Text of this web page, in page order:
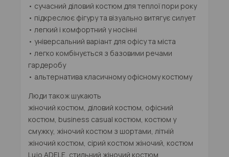
• сучасний діловий костюм для теплої пори року
• підкреслює фігуру та візуально витягує силует
• легкий і комфортний у носінні
• універсальний варіант для офісу та міста
• легко комбінується з базовими речами
гардеробу
• альтернатива класичному офісному костюму
Люди також шукають
жіночий костюм, діловий костюм, офісний
костюм, business casual костюм, костюм у
смужку, жіночий костюм з шортами, літній
жіночий костюм, сірий костюм жіночий, костюм
Lujo ADELE, стильний жіночий костюм